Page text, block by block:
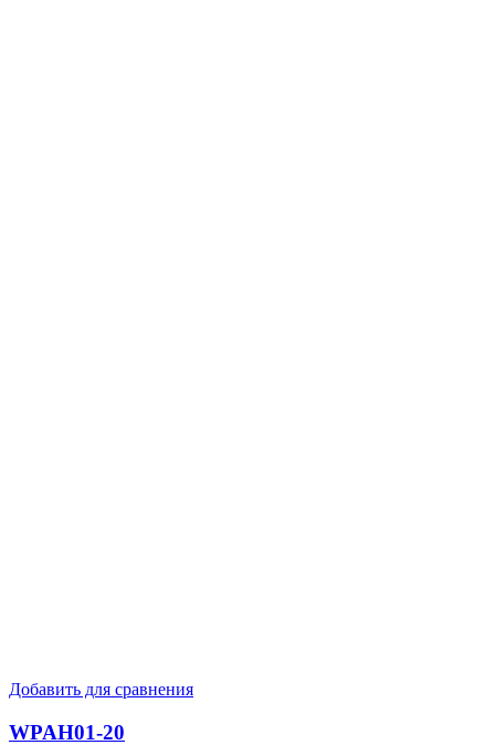
Добавить для сравнения
WPAH01-20